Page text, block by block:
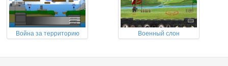
Война за территорию Военный слон